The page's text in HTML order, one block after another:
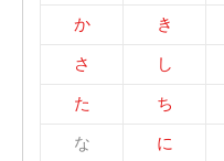
か き
さ し
た ち
な に